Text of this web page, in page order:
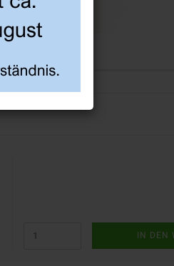
IN DEN